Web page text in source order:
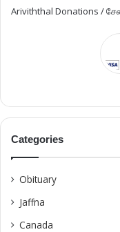
Ariviththal Donations /
Categories
Obituary
Jaffna
Canada